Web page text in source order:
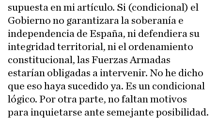
supuesta en mi artículo. Si (condicional) el
Gobierno no garantizara la soberanía e
independencia de España, ni defendiera su
integridad territorial, ni el ordenamiento
constitucional, las Fuerzas Armadas
estarían obligadas a intervenir. No he dicho
que eso haya sucedido ya. Es un condicional
lógico. Por otra parte, no faltan motivos
para inquietarse ante semejante posibilidad.